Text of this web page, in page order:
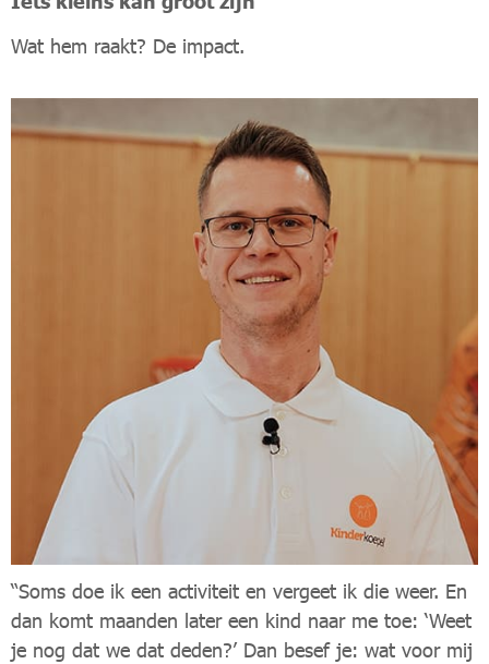
Wat hem raakt? De impact.
“Soms doe ik een activiteit en vergeet ik die weer. En
dan komt maanden later een kind naar me toe: ‘Weet
je nog dat we dat deden?’ Dan besef je: wat voor mij